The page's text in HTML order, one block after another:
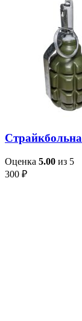
Оценка 5.00 из 5
300 ₽